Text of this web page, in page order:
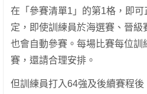
在「參賽清單1」的第1格，即
定，即使訓練員於海選賽、晉
也會自動參賽。每場比賽每位
賽，還請合理安排。
但訓練員打入64強及後續賽程後